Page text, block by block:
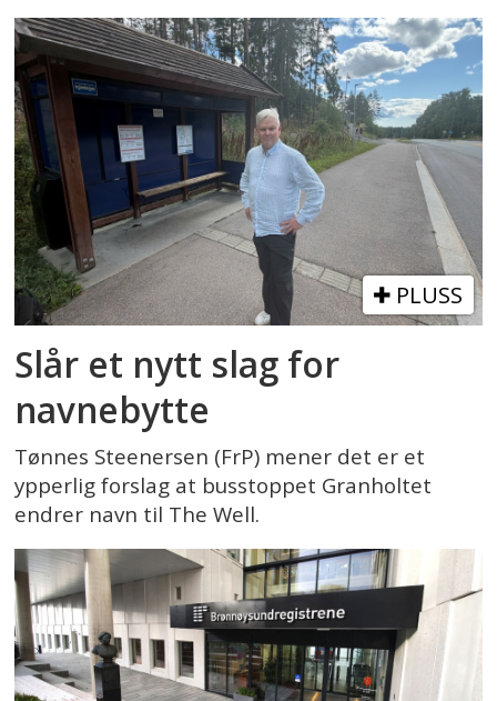
PLUSS
Slår et nytt slag for
navnebytte
Tønnes Steenersen (FrP) mener det er et
ypperlig forslag at busstoppet Granholtet
endrer navn til The Well.